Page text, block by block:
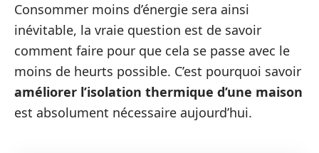
Consommer moins d’énergie sera ainsi
inévitable, la vraie question est de savoir
comment faire pour que cela se passe avec le
moins de heurts possible. C’est pourquoi savoir
améliorer l’isolation thermique d’une maison
est absolument nécessaire aujourd’hui.